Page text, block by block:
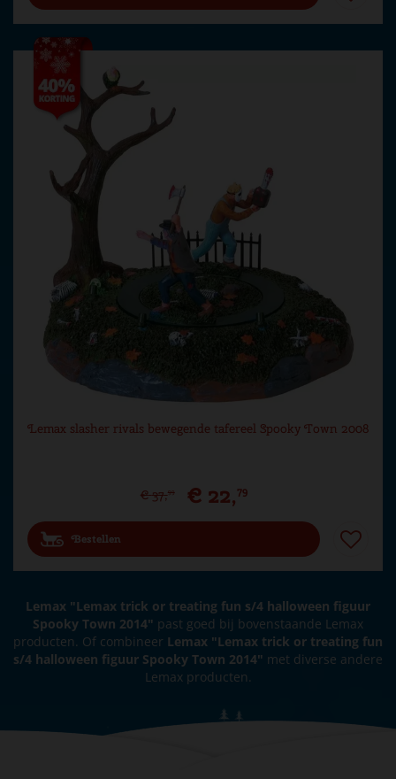
Lemax slasher rivals bewegende tafereel Spooky Town 2008
€ 37,99 € 22,79
Bestellen
Lemax "Lemax trick or treating fun s/4 halloween figuur
Spooky Town 2014" past goed bij bovenstaande Lemax
producten. Of combineer Lemax "Lemax trick or treating fun
s/4 halloween figuur Spooky Town 2014" met diverse andere
Lemax producten.